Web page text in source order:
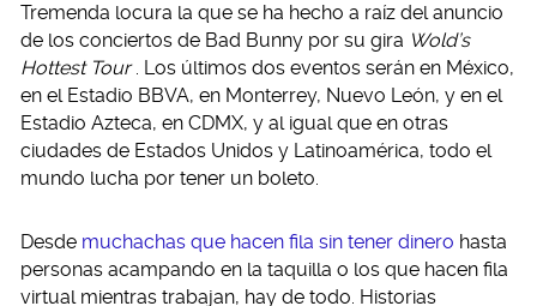
Tremenda locura la que se ha hecho a raíz del anuncio
de los conciertos de Bad Bunny por su gira Wold’s
Hottest Tour . Los últimos dos eventos serán en México,
en el Estadio BBVA, en Monterrey, Nuevo León, y en el
Estadio Azteca, en CDMX, y al igual que en otras
ciudades de Estados Unidos y Latinoamérica, todo el
mundo lucha por tener un boleto.
Desde muchachas que hacen fila sin tener dinero hasta
personas acampando en la taquilla o los que hacen fila
virtual mientras trabajan, hay de todo. Historias